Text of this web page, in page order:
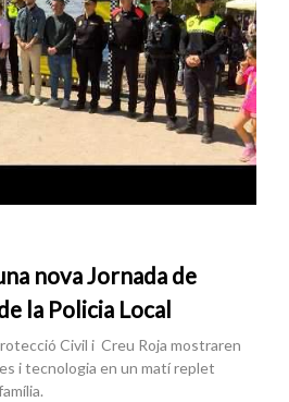
nova Jornada de
la Policia Local
Civil i Creu Roja mostraren
i tecnologia en un matí replet